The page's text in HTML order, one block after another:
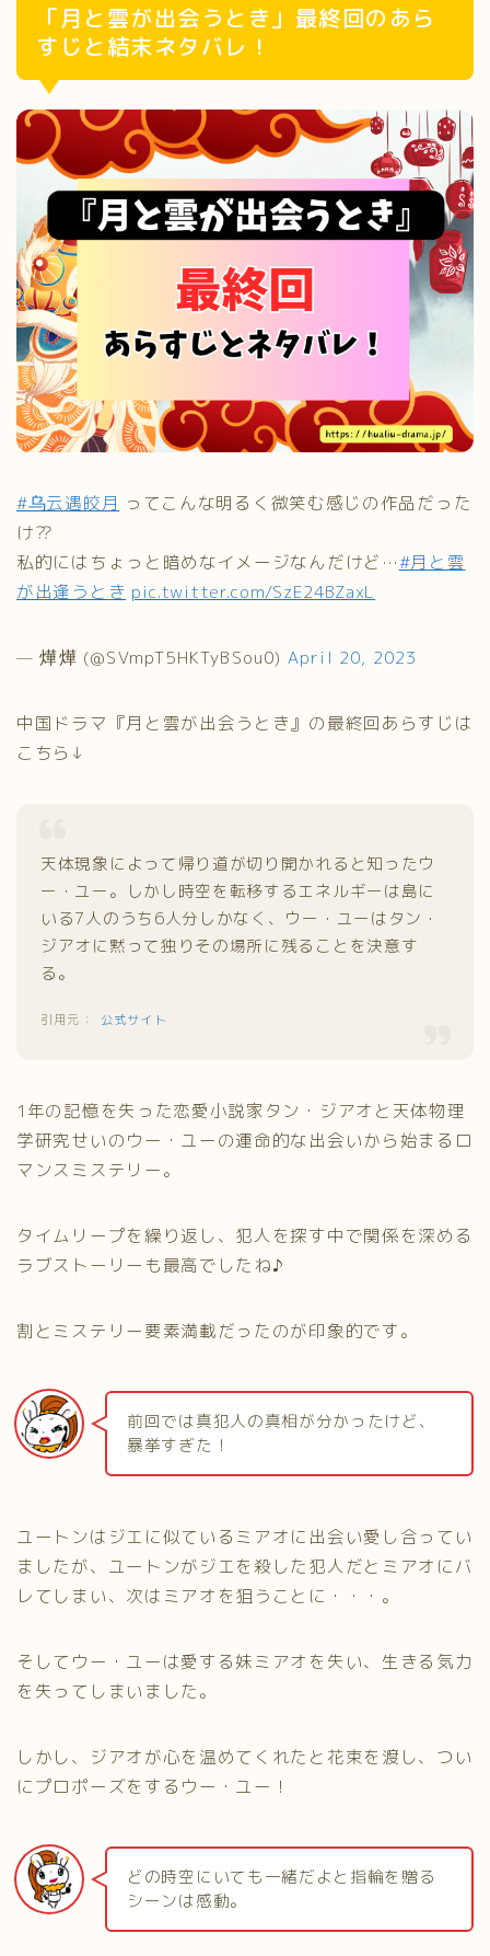
「月と雲が出会うとき」最終回のあら
すじと結末ネタバレ！
#乌云遇皎月 ってこんな明るく微笑む感じの作品だった
け⁇
私的にはちょっと暗めなイメージなんだけど…#月と雲
が出逢うとき pic.twitter.com/SzE24BZaxL
— 燁燁 (@SVmpT5HKTyBSou0) April 20, 2023
中国ドラマ『月と雲が出会うとき』の最終回あらすじは
こちら↓
天体現象によって帰り道が切り開かれると知ったウ
ー・ユー。しかし時空を転移するエネルギーは島に
いる7人のうち6人分しかなく、ウー・ユーはタン・
ジアオに黙って独りその場所に残ることを決意す
る。
公式サイト
1年の記憶を失った恋愛小説家タン・ジアオと天体物理
学研究せいのウー・ユーの運命的な出会いから始まるロ
マンスミステリー。
タイムリープを繰り返し、犯人を探す中で関係を深める
ラブストーリーも最高でしたね♪
割とミステリー要素満載だったのが印象的です。
前回では真犯人の真相が分かったけど、
暴挙すぎた！
ユートンはジエに似ているミアオに出会い愛し合ってい
ましたが、ユートンがジエを殺した犯人だとミアオにバ
レてしまい、次はミアオを狙うことに・・・。
そしてウー・ユーは愛する妹ミアオを失い、生きる気力
を失ってしまいました。
しかし、ジアオが心を温めてくれたと花束を渡し、つい
にプロポーズをするウー・ユー！
どの時空にいても一緒だよと指輪を贈る
シーンは感動。